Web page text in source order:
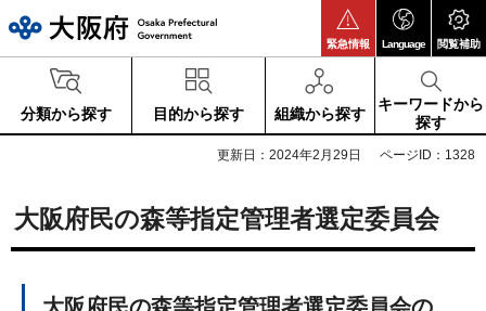
緊急情報 Language 閲覧補助
分類から探す 目的から探す 組織から探す
キーワードから
探す
更新日：2024年2月29日 ページID：1328
大阪府民の森等指定管理者選定委員会